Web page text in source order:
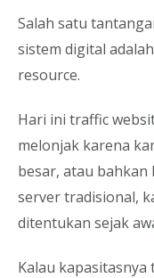
Salah satu
sistem digital
resource.
Hari ini traffic
melonjak karena
besar, atau bahkan
server tradisional,
ditentukan sejak
Kalau